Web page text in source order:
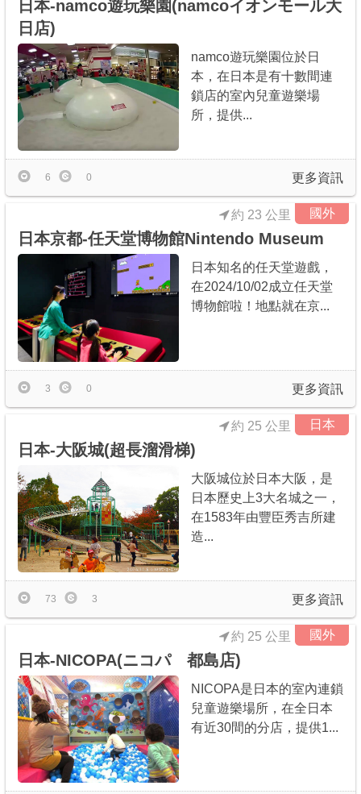
日本-namco遊玩樂園(namcoイオンモール大
日店)
namco遊玩樂園位於日
本，在日本是有十數間連
鎖店的室內兒童遊樂場
所，提供...
更多資訊
6 0
國外
日本京都-任天堂博物館Nintendo Museum
約 23 公里
日本知名的任天堂遊戲，
在2024/10/02成立任天堂
博物館啦！地點就在京...
更多資訊
3 0
日本
日本-大阪城(超長溜滑梯)
約 25 公里
大阪城位於日本大阪，是
日本歷史上3大名城之一，
在1583年由豐臣秀吉所建
造...
更多資訊
73 3
國外
日本-NICOPA(ニコパ 都島店)
約 25 公里
NICOPA是日本的室內連鎖
兒童遊樂場所，在全日本
有近30間的分店，提供1...